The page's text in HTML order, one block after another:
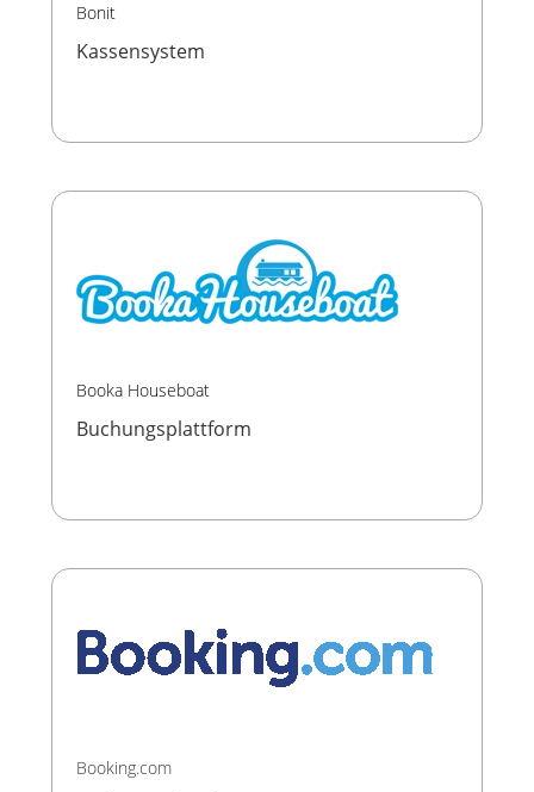
Bonit
Kassensystem
Booka Houseboat
Buchungsplattform
Booking.com